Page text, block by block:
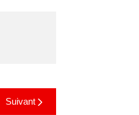
Suivant